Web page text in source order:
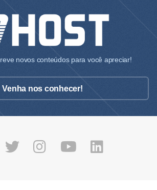
novos conteúdos para você apreciar!
Venha nos conhecer!